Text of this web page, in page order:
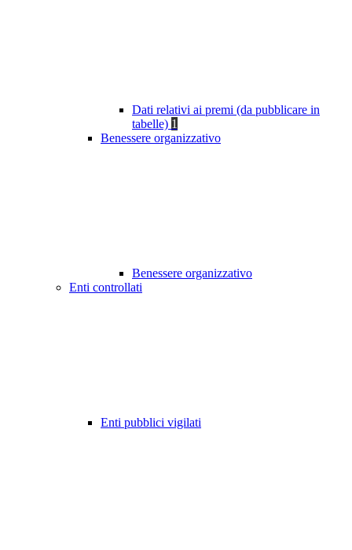
Dati relativi ai premi (da pubblicare in
tabelle) 1
Benessere organizzativo
Benessere organizzativo
Enti controllati
Enti pubblici vigilati